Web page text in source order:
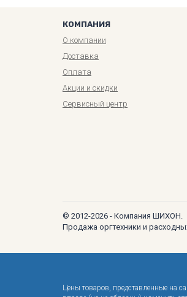
КОМПАНИЯ
О компании
Доставка
Оплата
Акции и скидки
Сервисный центр
© 2012-2026 - Компания ШИХОН.
Продажа оргтехники и
Цены товаров, представленные на